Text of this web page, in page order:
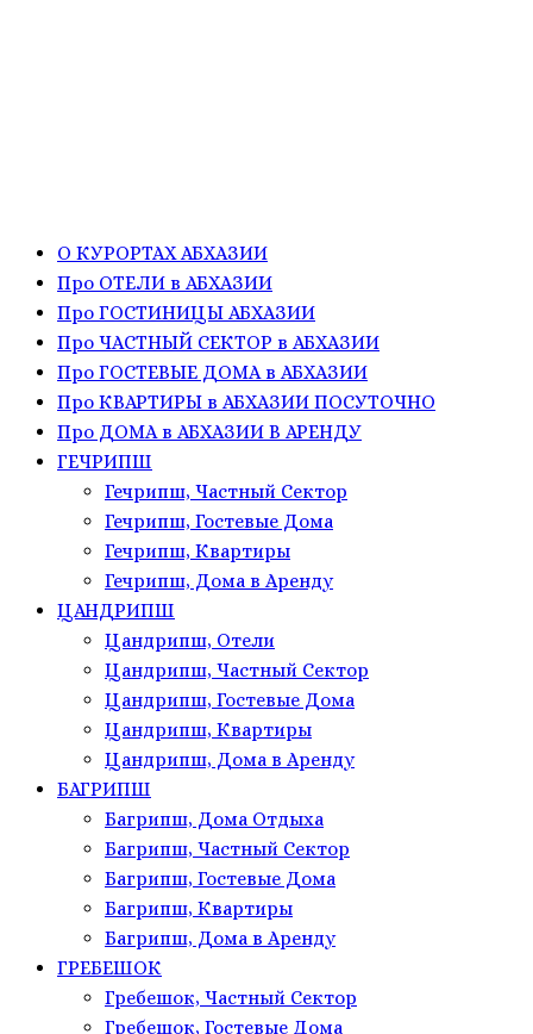
О КУРОРТАХ АБХАЗИИ
Про ОТЕЛИ в АБХАЗИИ
Про ГОСТИНИЦЫ АБХАЗИИ
Про ЧАСТНЫЙ СЕКТОР в АБХАЗИИ
Про ГОСТЕВЫЕ ДОМА в АБХАЗИИ
Про КВАРТИРЫ в АБХАЗИИ ПОСУТОЧНО
Про ДОМА в АБХАЗИИ В АРЕНДУ
ГЕЧРИПШ
Гечрипш, Частный Сектор
Гечрипш, Гостевые Дома
Гечрипш, Квартиры
Гечрипш, Дома в Аренду
ЦАНДРИПШ
Цандрипш, Отели
Цандрипш, Частный Сектор
Цандрипш, Гостевые Дома
Цандрипш, Квартиры
Цандрипш, Дома в Аренду
БАГРИПШ
Багрипш, Дома Отдыха
Багрипш, Частный Сектор
Багрипш, Гостевые Дома
Багрипш, Квартиры
Багрипш, Дома в Аренду
ГРЕБЕШОК
Гребешок, Частный Сектор
Гребешок, Гостевые Дома